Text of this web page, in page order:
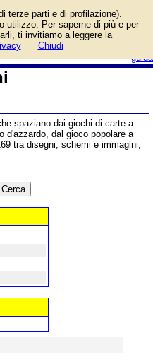
guida
dei giochi e prezzo di
vendita. Prodotto da
spaziano dai giochi di carte a
d'azzardo, dal gioco popolare a
tra disegni, schemi e immagini,
terze parti e di profilazione).
utilizzo. Per saperne di più e per
ti invitiamo a leggere la
Chiudi